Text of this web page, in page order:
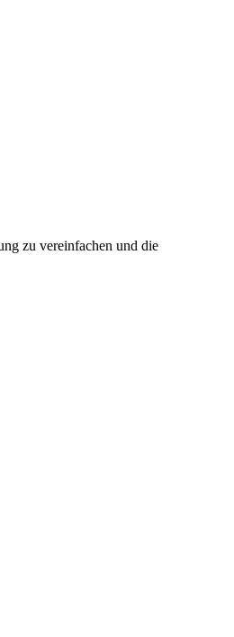
zu vereinfachen und die